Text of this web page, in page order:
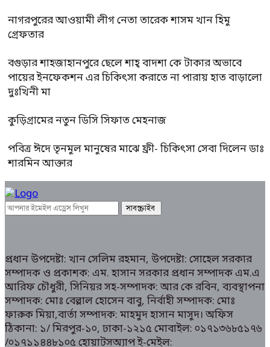
নাগরপুরের আওয়ামী লীগ নেতা তারেক শাসম খান হিমু
গ্রেফতার
বগুড়ার শাহজাহানপুরে ছেলে শাহ্ বাদশা কে টাকার অভাবে
পায়ের ইনফেকশন এর চিকিৎসা করাতে না পারায় হাত বাড়ালো
দুঃখিনী মা
কুড়িগ্রামের নতুন ডিসি সিফাত মেহনাজ
পবিত্র ঈদে তৃনমুল মানুষের মাঝে ফ্রী- চিকিৎসা সেবা দিলেন ডাঃ
শারমিন আক্তার
প্রধান উপদেষ্টা: খান সেলিম রহমান, উপদেষ্টা: সোহেল সরকার
সম্পাদক ও প্রকাশক: এম. হাসান সরকার প্রধান সম্পাদক এম.এ
আরিফ চৌধুরী, সিনিয়র সহ-সম্পাদক: আর কে রবিন, ব্যবস্থাপনা
সম্পাদক: মোঃ বেল্লাল হোসেন বাবু, নির্বাহী সম্পাদক: মোঃ
ফারুক মিয়া,বার্তা সম্পাদক: মাহমুদ হাসান মাসুদ। অফিস
ঠিকানা: ১/ মিরপুর-১০, ঢাকা-১২১৫ মোবাইল: ০১৭১৩৬৮৫১৭৬
/০১৭১১৪৪৮১০৫ হোয়াটসঅ্যাপ ই-মেইল: